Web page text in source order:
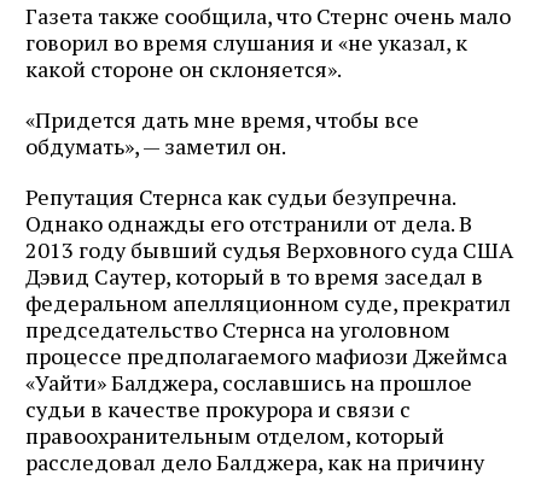
Газета также сообщила, что Стернс очень мало
говорил во время слушания и «не указал, к
какой стороне он склоняется».
«Придется дать мне время, чтобы все
обдумать», — заметил он.
Репутация Стернса как судьи безупречна.
Однако однажды его отстранили от дела. В
2013 году бывший судья Верховного суда США
Дэвид Саутер, который в то время заседал в
федеральном апелляционном суде, прекратил
председательство Стернса на уголовном
процессе предполагаемого мафиози Джеймса
«Уайти» Балджера, сославшись на прошлое
судьи в качестве прокурора и связи с
правоохранительным отделом, который
расследовал дело Балджера, как на причину